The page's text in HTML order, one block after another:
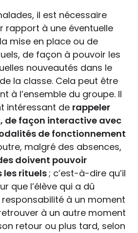
il est nécessaire
rapport à une éventuelle
mise en place ou de
de façon à pouvoir les
nouveautés dans le
la classe. Cela peut être
à l’ensemble du groupe. Il
intéressant de rappeler
de façon interactive avec
de fonctionnement
malgré des absences,
doivent pouvoir
les rituels; c’est-à-dire qu’il
que l’élève qui a dû
à un moment
à un autre moment
retour ou plus tard, selon